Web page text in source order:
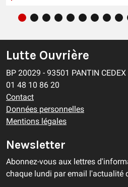
Lutte Ouvrière
BP 20029 - 93501 PANTIN CEDEX
01 48 10 86 20
Contact
Données personnelles
Mentions légales
Newsletter
Abonnez-vous aux lettres
chaque lundi par email l'actualité